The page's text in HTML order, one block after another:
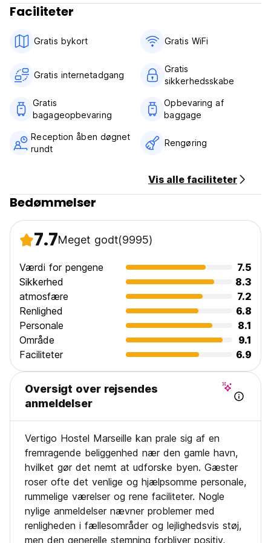
Faciliteter
Gratis bykort Gratis WiFi
Gratis internetadgang
Gratis
sikkerhedsskabe
Gratis
bagageopbevaring
Opbevaring af
baggage
Reception åben døgnet
rundt
Rengøring
Vis alle faciliteter
Bedømmelser
7.7Meget godt(9995)
Værdi for pengene
7.5
Sikkerhed
8.3
atmosfære
7.2
Renlighed
6.8
Personale
8.1
Område
9.1
Faciliteter
6.9
Oversigt over rejsendes
anmeldelser
Vertigo Hostel Marseille kan prale sig af en
fremragende beliggenhed nær den gamle havn,
hvilket gør det nemt at udforske byen. Gæster
roser ofte det venlige og hjælpsomme personale,
rummelige værelser og rene faciliteter. Nogle
nylige anmeldelser nævner problemer med
renligheden i fællesområder og lejlighedsvis støj,
men den generelle stemning forbliver positiv,